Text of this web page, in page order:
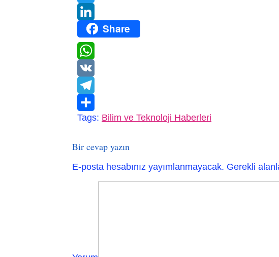
Twitter
LinkedInShare
WhatsApp
VK
Telegram
Paylaş
Tags: Bilim ve Teknoloji Haberleri
Bir cevap yazın
E-posta hesabınız yayımlanmayacak. Gerekli